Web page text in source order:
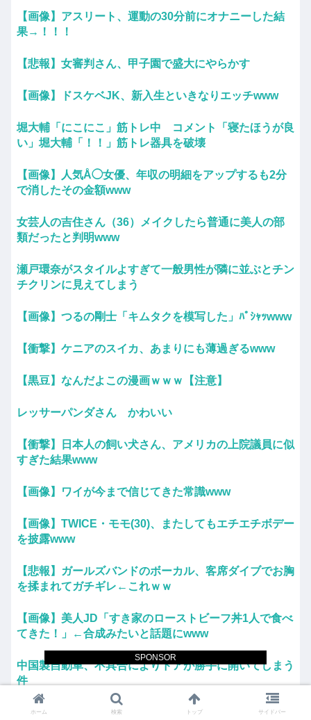
SPONSOR
【画像】アスリート、運動の30分前にオナニーした結
果→！！！
【悲報】女審判さん、甲子園で盛大にやらかす
【画像】ドスケベJK、新入生といきなりエッチwww
堀大輔「にこにこ」筋トレ中 コメント「寝たほうが良
い」堀大輔「！！」筋トレ器具を破壊
【画像】人気Å◯女優、年収の明細をアップするも2分
で消したその金額www
女芸人の吉住さん（36）メイクしたら普通に美人の部
類だったと判明www
瀬戸環奈がスタイルよすぎて一般男性が隣に並ぶとチン
チクリンに見えてしまう
【画像】つるの剛士「キムタクを模写した」ﾊﾟｼｬｯwww
【衝撃】ケニアのスイカ、あまりにも薄過ぎるwww
【黒豆】なんだよこの漫画ｗｗｗ【注意】
レッサーパンダさん かわいい
【衝撃】日本人の飼い犬さん、アメリカの上院議員に似
すぎた結果www
【画像】ワイが今まで信じてきた常識www
【画像】TWICE・モモ(30)、またしてもエチエチボデー
を披露www
【悲報】ガールズバンドのボーカル、客席ダイブでお胸
を揉まれてガチギレ←これｗｗ
【画像】美人JD「すき家のローストビーフ丼1人で食べ
てきた！」←合成みたいと話題にwww
中国製自動車、不具合によりドアが勝手に開いてしまう
件
友廣南実アナ 海に落ちてパンツが透けてしまうハプニ
ホーム 検索 トップ サイドバー